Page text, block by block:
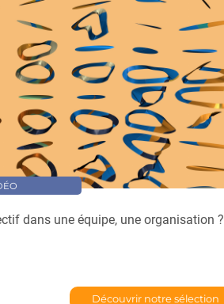
dans une équipe, une organisation ?
Découvrir notre sélection